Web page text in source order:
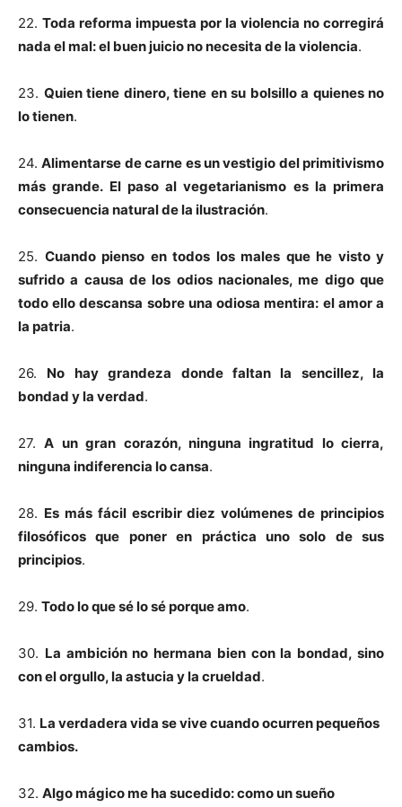
22. Toda reforma impuesta por la violencia no corregirá
nada el mal: el buen juicio no necesita de la violencia.
23. Quien tiene dinero, tiene en su bolsillo a quienes no
lo tienen.
24.Alimentarse de carne es un vestigio del primitivismo
más grande. El paso al vegetarianismo es la primera
consecuencia natural de la ilustración.
25. Cuando pienso en todos los males que he visto y
sufrido a causa de los odios nacionales, me digo que
todo ello descansa sobre una odiosa mentira: el amor a
la patria.
26. No hay grandeza donde faltan la sencillez, la
bondad y la verdad.
27.A un gran corazón, ninguna ingratitud lo cierra,
ninguna indiferencia lo cansa.
28. Es más fácil escribir diez volúmenes de principios
filosóficos que poner en práctica uno solo de sus
principios.
29. Todo lo que sé lo sé porque amo.
30. La ambición no hermana bien con la bondad, sino
con el orgullo, la astucia y la crueldad.
31. La verdadera vida se vive cuando ocurren pequeños
cambios.
32. Algo mágico me ha sucedido: como un sueño